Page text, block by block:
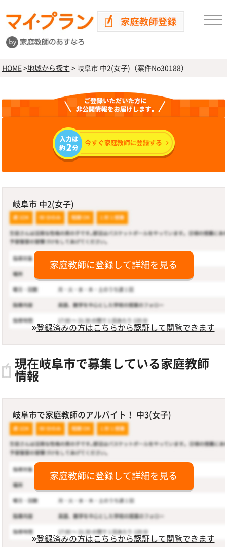
HOME>地域から探す >岐阜市 中2(女子)（案件No30188）
岐阜市 中2(女子)
家庭教師に登録して詳細を見る
登録済みの方はこちらから認証して閲覧できます
現在岐阜市で募集している家庭教師
情報
岐阜市で家庭教師のアルバイト！ 中3(女子)
家庭教師に登録して詳細を見る
登録済みの方はこちらから認証して閲覧できます